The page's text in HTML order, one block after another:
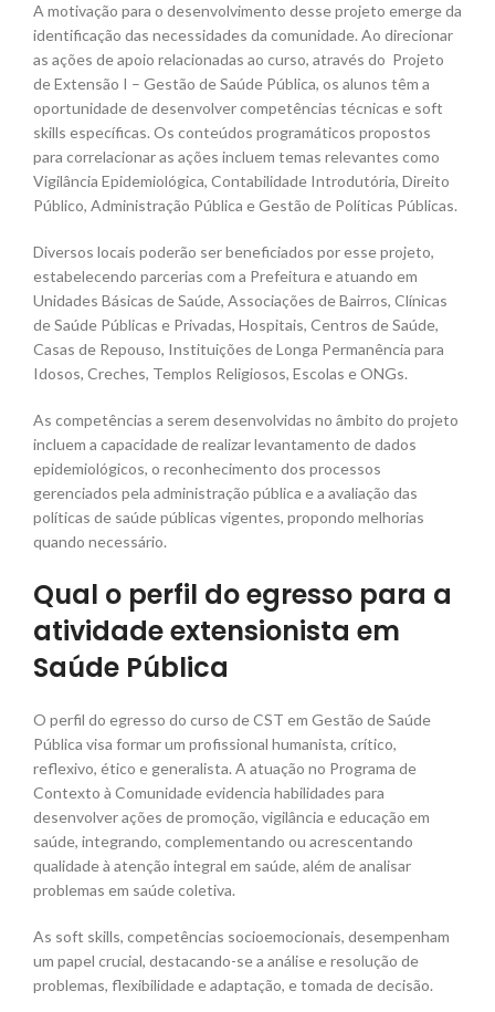
A motivação para o desenvolvimento desse projeto emerge da
identificação das necessidades da comunidade. Ao direcionar
as ações de apoio relacionadas ao curso, através do Projeto
de Extensão I – Gestão de Saúde Pública, os alunos têm a
oportunidade de desenvolver competências técnicas e soft
skills específicas. Os conteúdos programáticos propostos
para correlacionar as ações incluem temas relevantes como
Vigilância Epidemiológica, Contabilidade Introdutória, Direito
Público, Administração Pública e Gestão de Políticas Públicas.
Diversos locais poderão ser beneficiados por esse projeto,
estabelecendo parcerias com a Prefeitura e atuando em
Unidades Básicas de Saúde, Associações de Bairros, Clínicas
de Saúde Públicas e Privadas, Hospitais, Centros de Saúde,
Casas de Repouso, Instituições de Longa Permanência para
Idosos, Creches, Templos Religiosos, Escolas e ONGs.
As competências a serem desenvolvidas no âmbito do projeto
incluem a capacidade de realizar levantamento de dados
epidemiológicos, o reconhecimento dos processos
gerenciados pela administração pública e a avaliação das
políticas de saúde públicas vigentes, propondo melhorias
quando necessário.
Qual o perfil do egresso para a
atividade extensionista em
Saúde Pública
O perfil do egresso do curso de CST em Gestão de Saúde
Pública visa formar um profissional humanista, crítico,
reflexivo, ético e generalista. A atuação no Programa de
Contexto à Comunidade evidencia habilidades para
desenvolver ações de promoção, vigilância e educação em
saúde, integrando, complementando ou acrescentando
qualidade à atenção integral em saúde, além de analisar
problemas em saúde coletiva.
As soft skills, competências socioemocionais, desempenham
um papel crucial, destacando-se a análise e resolução de
problemas, flexibilidade e adaptação, e tomada de decisão.